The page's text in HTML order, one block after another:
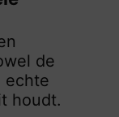
de
echte
houdt.